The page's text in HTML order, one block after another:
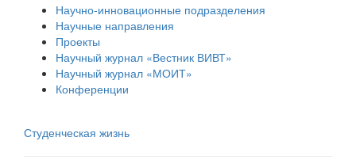
Научно-инновационные подразделения
Научные направления
Проекты
Научный журнал «Вестник ВИВТ»
Научный журнал «МОИТ»
Конференции
Студенческая жизнь